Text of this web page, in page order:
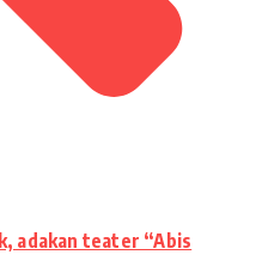
adakan teater “Abis